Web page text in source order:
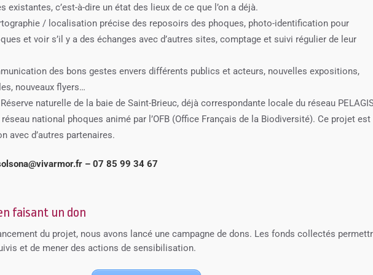
existantes, c’est-à-dire un état des lieux de ce que l’on a déjà.
/ localisation précise des reposoirs des phoques, photo-identification pour
et voir s’il y a des échanges avec d’autres sites, comptage et suivi régulier de leur
des bons gestes envers différents publics et acteurs, nouvelles expositions,
nouveaux flyers…
naturelle de la baie de Saint-Brieuc, déjà correspondante locale du réseau
national phoques animé par l’OFB (Office Français de la Biodiversité). Ce projet est
avec d’autres partenaires.
– 07 85 99 34 67
faisant un don
du projet, nous avons lancé une campagne de dons. Les fonds collectés
et de mener des actions de sensibilisation.